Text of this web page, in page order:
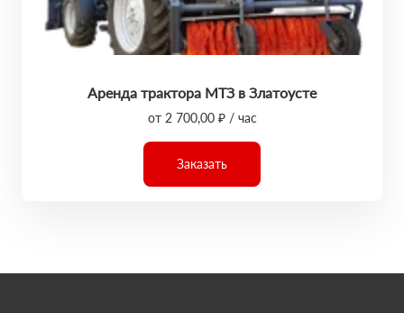
Аренда трактора МТЗ в Златоусте
от 2 700,00 ₽ / час
Заказать